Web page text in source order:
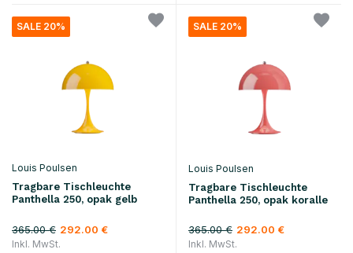
SALE 20%
Louis Poulsen
Tragbare Tischleuchte
Panthella 250, opak gelb
365.00 € 292.00 €
Inkl. MwSt.
SALE 20%
Louis Poulsen
Tragbare Tischleuchte
Panthella 250, opak koralle
365.00 € 292.00 €
Inkl. MwSt.